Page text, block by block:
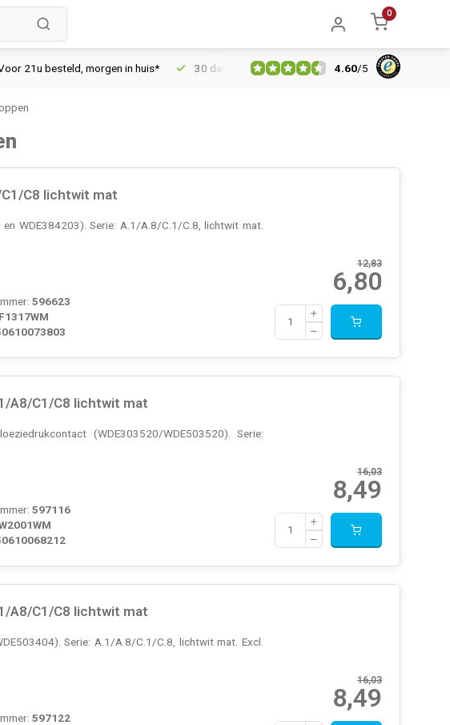
0
morgen in huis* 30 dagen retourrecht Vertrouwd online sinds 2006
4.60/5
C8 lichtwit mat
WDE384203). Serie: A.1/A.8/C.1/C.8, lichtwit mat.
12,83
6,80
596623
A8/C1/C8 lichtwit mat
(WDE303520/WDE503520). Serie:
16,03
8,49
597116
A8/C1/C8 lichtwit mat
Serie: A.1/A.8/C.1/C.8, lichtwit mat. Excl.
16,03
8,49
597122